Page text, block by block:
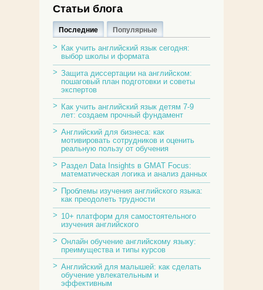
Статьи блога
Последние Популярные
Как учить английский язык сегодня:
выбор школы и формата
Защита диссертации на английском:
пошаговый план подготовки и советы
экспертов
Как учить английский язык детям 7-9
лет: создаем прочный фундамент
Английский для бизнеса: как
мотивировать сотрудников и оценить
реальную пользу от обучения
Раздел Data Insights в GMAT Focus:
математическая логика и анализ данных
Проблемы изучения английского языка:
как преодолеть трудности
10+ платформ для самостоятельного
изучения английского
Онлайн обучение английскому языку:
преимущества и типы курсов
Английский для малышей: как сделать
обучение увлекательным и
эффективным